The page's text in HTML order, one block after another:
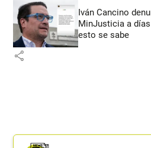
Iván Cancino
MinJusticia a
esto se sabe
share